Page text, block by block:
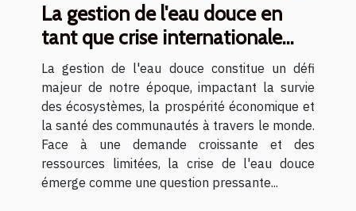
La gestion de l'eau douce en
tant que crise internationale
solutions pour l'avenir
La gestion de l'eau douce constitue un défi
majeur de notre époque, impactant la survie
des écosystèmes, la prospérité économique et
la santé des communautés à travers le monde.
Face à une demande croissante et des
ressources limitées, la crise de l'eau douce
émerge comme une question pressante...